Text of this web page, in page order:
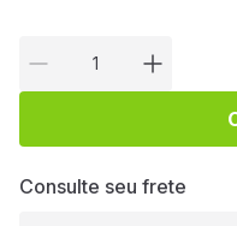
Consulte seu frete